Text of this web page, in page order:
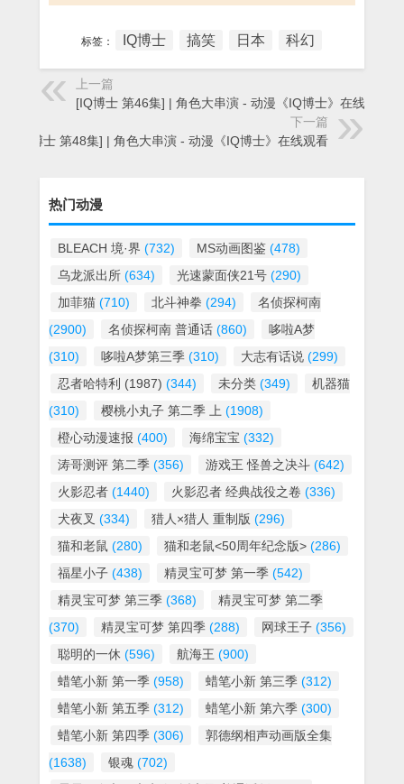
标签： IQ博士 搞笑 日本 科幻
上一篇
[IQ博士 第46集] | 角色大串演 - 动漫《IQ博士》在线观看
下一篇
[IQ博士 第48集] | 角色大串演 - 动漫《IQ博士》在线观看
热门动漫
BLEACH 境·界 (732) MS动画图鉴 (478)
乌龙派出所 (634) 光速蒙面侠21号 (290)
加菲猫 (710) 北斗神拳 (294)
名侦探柯南
(2900)
名侦探柯南 普通话 (860)
哆啦A梦
(310)
哆啦A梦第三季 (310) 大志有话说 (299)
忍者哈特利 (1987) (344) 未分类 (349)
机器猫
(310)
樱桃小丸子 第二季 上 (1908)
橙心动漫速报 (400) 海绵宝宝 (332)
涛哥测评 第二季 (356) 游戏王 怪兽之决斗 (642)
火影忍者 (1440) 火影忍者 经典战役之卷 (336)
犬夜叉 (334) 猎人×猎人 重制版 (296)
猫和老鼠 (280) 猫和老鼠<50周年纪念版> (286)
福星小子 (438) 精灵宝可梦 第一季 (542)
精灵宝可梦 第三季 (368)
精灵宝可梦 第二季
(370)
精灵宝可梦 第四季 (288) 网球王子 (356)
聪明的一休 (596) 航海王 (900)
蜡笔小新 第一季 (958) 蜡笔小新 第三季 (312)
蜡笔小新 第五季 (312) 蜡笔小新 第六季 (300)
蜡笔小新 第四季 (306)
郭德纲相声动画版全集
(1638)
银魂 (702)